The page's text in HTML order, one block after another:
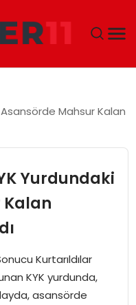
Mahsur Kalan
Yurdundaki
Kalan
Kurtarıldılar
KYK yurdunda,
asansörde